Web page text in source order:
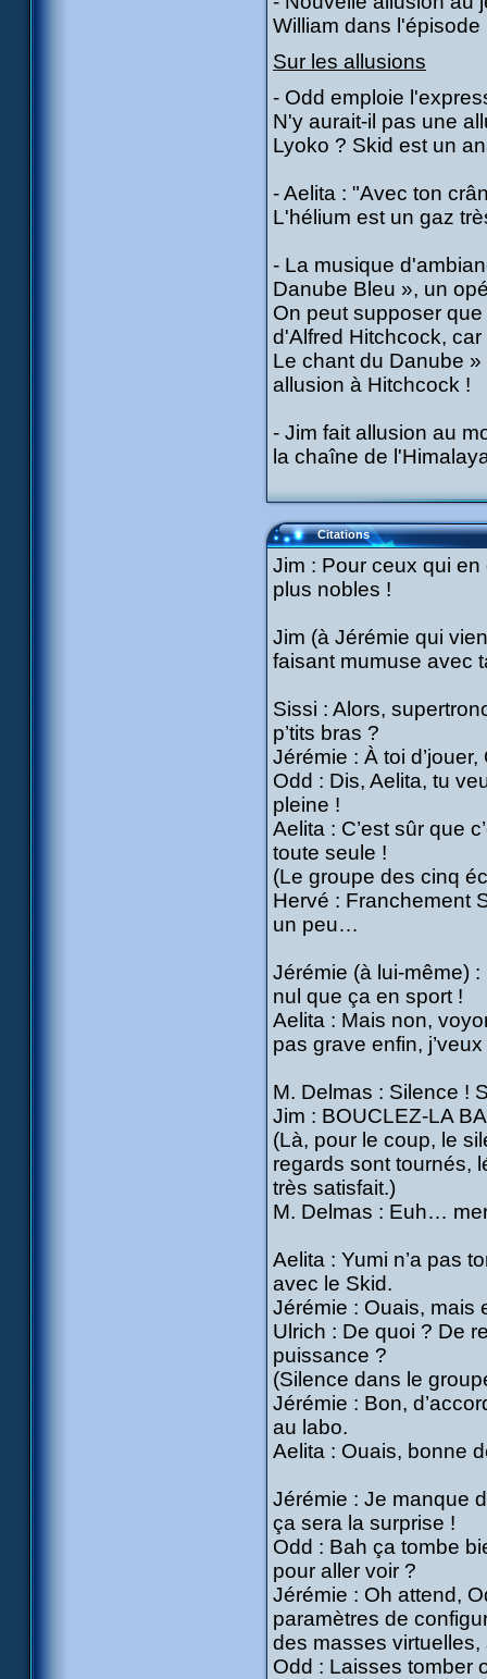
William dans
Sur les allusions
- Odd emploie
N'y aurait-il pas une
Lyoko ? Skid est un
- Aelita : "Avec ton
L'hélium est un gaz
- La musique
Danube Bleu », un
On peut supposer
d'Alfred Hitchcock,
Le chant du Danube
allusion à Hitchcock !
- Jim fait allusion au
la chaîne de
Citations
Jim : Pour ceux qui
plus nobles !
Jim (à Jérémie qui
faisant mumuse avec
Sissi : Alors,
p’tits bras ?
Jérémie : À toi d’jouer,
Odd : Dis, Aelita, tu
pleine !
Aelita : C’est sûr que
toute seule !
(Le groupe des cinq
Hervé : Franchement
un peu…
Jérémie (à lui-même) :
nul que ça en sport !
Aelita : Mais non,
pas grave enfin,
M. Delmas : Silence !
Jim : BOUCLEZ-LA
(Là, pour le coup, le
regards sont tournés,
très satisfait.)
M. Delmas : Euh…
Aelita : Yumi n’a pas
avec le Skid.
Jérémie : Ouais, mais
Ulrich : De quoi ? De
puissance ?
(Silence dans le
Jérémie : Bon,
au labo.
Aelita : Ouais, bonne
Jérémie : Je manque
ça sera la surprise !
Odd : Bah ça tombe
pour aller voir ?
Jérémie : Oh attend,
paramètres de
des masses
Odd : Laisses tomber